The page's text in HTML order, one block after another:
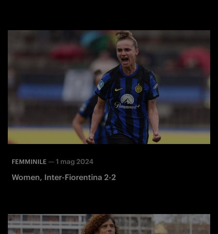
FEMMINILE — 1 mag 2024
Women, Inter-Fiorentina 2-2